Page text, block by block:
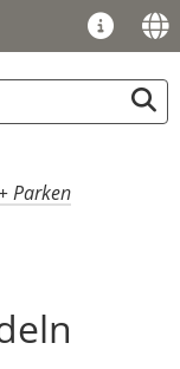
Parken